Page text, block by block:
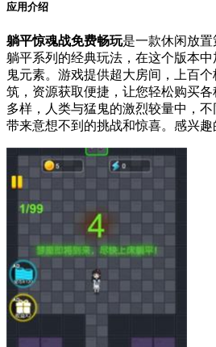
应用介绍
躺平惊魂战免费畅玩是一款休闲放
躺平系列的经典玩法，在这个版本
鬼元素。游戏提供超大房间，上百
筑，资源获取便捷，让您轻松购买
多样，人类与猛鬼的激烈较量中，不
带来意想不到的挑战和惊喜。感兴趣